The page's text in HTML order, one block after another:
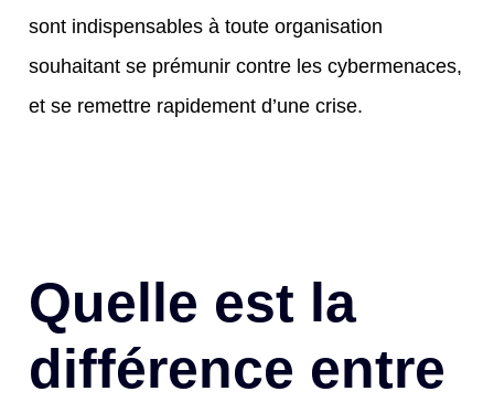
sont indispensables à toute organisation
souhaitant se prémunir contre les cybermenaces,
et se remettre rapidement d’une crise.
Quelle est la
différence entre